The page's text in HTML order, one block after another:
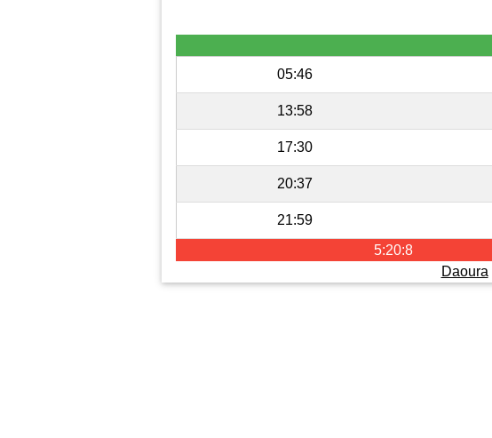
05:46
13:58
17:30
20:37
21:59
5:20:7
Daoura